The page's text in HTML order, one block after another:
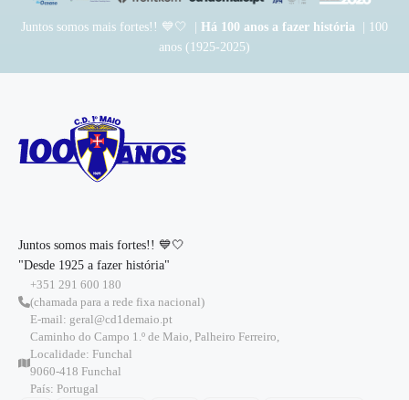
Juntos somos mais fortes!! 💙🤍 | Há 100 anos a fazer história | 100
anos (1925-2025)
Juntos somos mais fortes!! 💙🤍
"Desde 1925 a fazer história"
+351 291 600 180
(chamada para a rede fixa nacional)
E-mail: geral@cd1demaio.pt
Caminho do Campo 1.º de Maio, Palheiro Ferreiro,
Localidade: Funchal
9060-418 Funchal
País: Portugal